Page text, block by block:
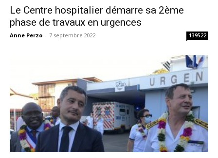
Le Centre hospitalier démarre sa 2ème
phase de travaux en urgences
Anne Perzo - 7 septembre 2022 139522